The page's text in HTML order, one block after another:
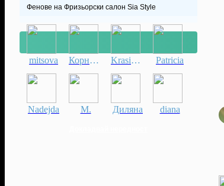
Фенове на Фризьорски салон Sia Style
mitsova Корнелия Krasimira Patricia
Nadejda М. Диляна diana